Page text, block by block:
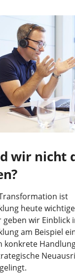
wir nicht
ist
heute
geben wir Einblick
am Beispiel
konkrete